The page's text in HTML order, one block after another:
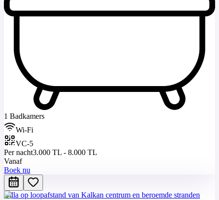
1 Badkamers
Wi-Fi
VC-5
Per nacht3.000 TL - 8.000 TL
Vanaf
Boek nu
Villa op loopafstand van Kalkan centrum en beroemde stranden